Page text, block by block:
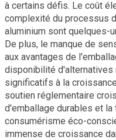
à certains défis. Le coût
complexité du processus
aluminium sont quelques-
De plus, le manque de
aux avantages de
disponibilité
significatifs à la
soutien réglementaire
d'emballage durables et
consumérisme éco-
immense de croissance